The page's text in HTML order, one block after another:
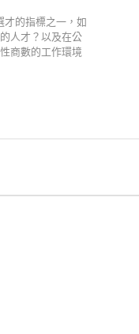
才的指標之一，如
人才？以及在公
商數的工作環境